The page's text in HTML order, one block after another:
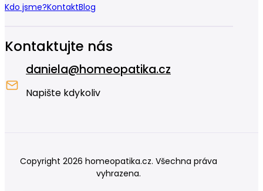
Kdo jsme?KontaktBlog
Kontaktujte nás
daniela@homeopatika.cz
Napište kdykoliv
Copyright 2026 homeopatika.cz. Všechna práva
vyhrazena.